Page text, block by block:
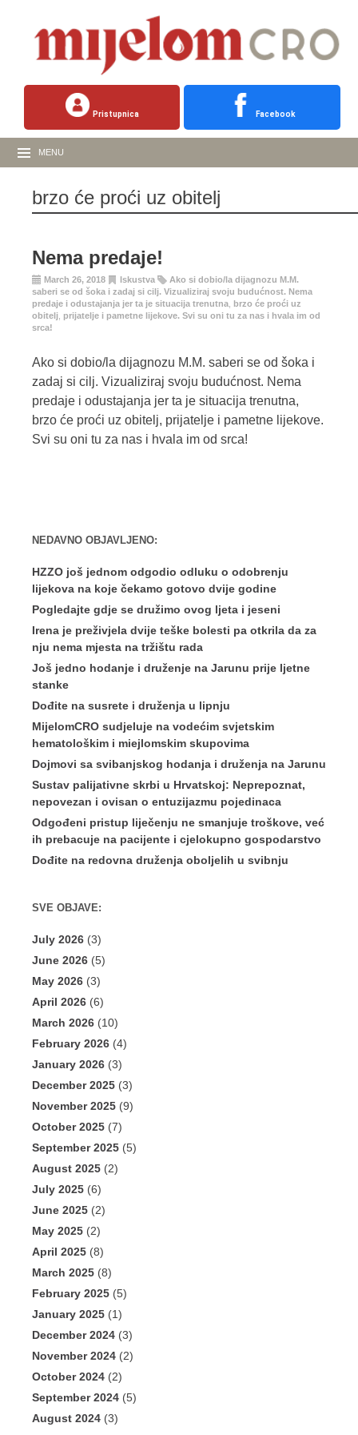
Pristupnica Facebook
MENU
brzo će proći uz obitelj
Nema predaje!
March 26, 2018 Iskustva
Ako si dobio/la dijagnozu M.M.
saberi se od šoka i zadaj si cilj. Vizualiziraj svoju budućnost. Nema
predaje i odustajanja jer ta je situacija trenutna brzo će proći uz
obitelj prijatelje i pametne lijekove. Svi su oni tu za nas i hvala im od
srca!
Ako si dobio/la dijagnozu M.M. saberi se od šoka i
zadaj si cilj. Vizualiziraj svoju budućnost. Nema
predaje i odustajanja jer ta je situacija trenutna,
brzo će proći uz obitelj, prijatelje i pametne lijekove.
Svi su oni tu za nas i hvala im od srca!
NEDAVNO OBJAVLJENO:
HZZO još jednom odgodio odluku o odobrenju
lijekova na koje čekamo gotovo dvije godine
Pogledajte gdje se družimo ovog ljeta i jeseni
Irena je preživjela dvije teške bolesti pa otkrila da za
nju nema mjesta na tržištu rada
Još jedno hodanje i druženje na Jarunu prije ljetne
stanke
Dođite na susrete i druženja u lipnju
MijelomCRO sudjeluje na vodećim svjetskim
hematološkim i miejlomskim skupovima
Dojmovi sa svibanjskog hodanja i druženja na Jarunu
Sustav palijativne skrbi u Hrvatskoj: Neprepoznat,
nepovezan i ovisan o entuzijazmu pojedinaca
Odgođeni pristup liječenju ne smanjuje troškove, već
ih prebacuje na pacijente i cjelokupno gospodarstvo
Dođite na redovna druženja oboljelih u svibnju
SVE OBJAVE:
July 2026 (3)
June 2026 (5)
May 2026 (3)
April 2026 (6)
March 2026 (10)
February 2026 (4)
January 2026 (3)
December 2025 (3)
November 2025 (9)
October 2025 (7)
September 2025 (5)
August 2025 (2)
July 2025 (6)
June 2025 (2)
May 2025 (2)
April 2025 (8)
March 2025 (8)
February 2025 (5)
January 2025 (1)
December 2024 (3)
November 2024 (2)
October 2024 (2)
September 2024 (5)
August 2024 (3)